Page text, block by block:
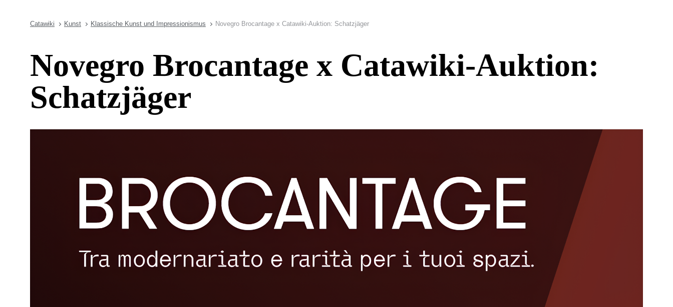
Catawiki Kunst Klassische Kunst und Impressionismus Novegro Brocantage x Catawiki-Auktion: Schatzjäger
Novegro Brocantage x Catawiki-Auktion:
Schatzjäger